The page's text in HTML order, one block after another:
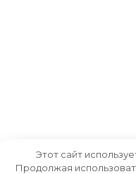
Этот сайт
Продолжая